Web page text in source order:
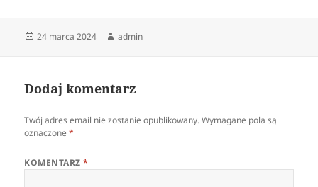
Data
24 marca 2024 Autor
admin
Dodaj komentarz
Twój adres email nie zostanie opublikowany. Wymagane pola są
oznaczone*
KOMENTARZ*